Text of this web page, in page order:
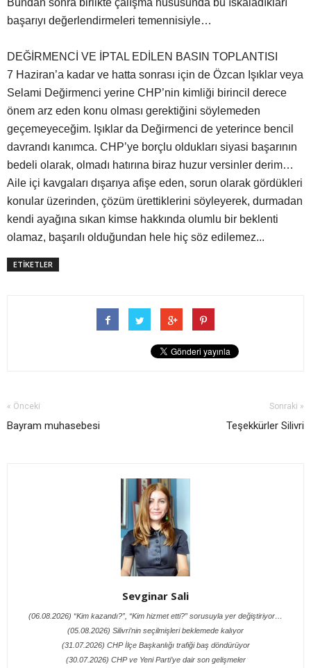
Bundan sonra birlikte çalışma hususunda bu ıskaladıkları
başarıyı değerlendirmeleri temennisiyle…
DEĞİRMENCİ VE İPTAL EDİLEN BASIN TOPLANTISI
7 Haziran’a kadar ve hatta sonrası için de Özcan Işıklar veya
Selami Değirmenci yerine CHP’nin kimliği birincil derece
önem arz eden konu olması gerektiğini söylemeden
geçemeyeceğim. Işıklar da Değirmenci de yeterince bencil
davrandı kanımca. CHP’ye borçlu oldukları siyasi başarının
bedeli olarak, olmadı hatırına biraz huzur versinler derim…
Aile içi kavgaları dışarıya afişe eden, sorun olarak gördükleri
konular üzerinden, çözüm ürettiklerini söyleyerek, durmadan
kendi ayağına sıkan kimse hakkında olumlu bir beklenti
olamaz, başarılı olduğundan hele hiç söz edilemez...
ETİKETLER
« Önceki
Bayram muhasebesi
Sonraki »
Teşekkürler Silivri
Sevginar Sali
(06.08.2026) “Kim kazandı?”, “Kim hizmet etti?” sorusuyla yer değiştiriyor…
(05.08.2026) Silivri’nin seçilmişleri beklemede kalıyor
(31.07.2026) CHP İlçe Başkanlığı trafiği baş döndürüyor
(30.07.2026) CHP ve Yeni Parti’ye dair son gelişmeler